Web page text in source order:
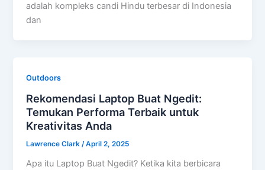
adalah kompleks candi Hindu terbesar di Indonesia
dan
Outdoors
Rekomendasi Laptop Buat Ngedit:
Temukan Performa Terbaik untuk
Kreativitas Anda
Lawrence Clark/April 2, 2025
Apa itu Laptop Buat Ngedit? Ketika kita berbicara